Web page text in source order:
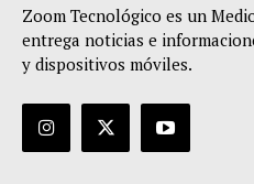
Zoom Tecnológico es un
entrega noticias e
y dispositivos móviles.